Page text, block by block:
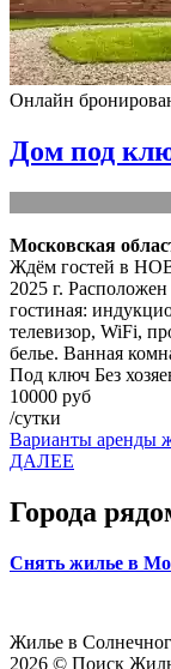
Онлайн
Дом под
Московская
Ждём гостей в
2025 г.
гостиная:
телевизор, WiFi,
белье. Ванная
Под ключ Без
10000 руб
/сутки
Варианты аренды
ДАЛЕЕ
Города
Снять жилье в
Жилье в
2026 © Поиск